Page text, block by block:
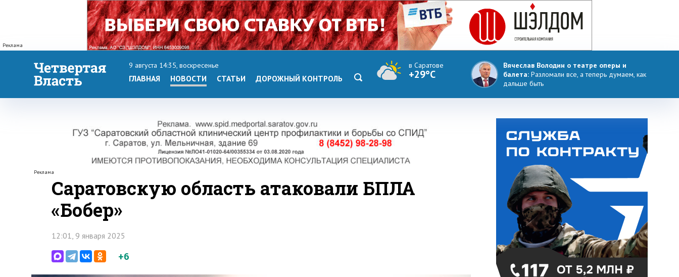
Реклама
9 августа 14:35, воскресенье
ГЛАВНАЯ НОВОСТИ СТАТЬИ ДОРОЖНЫЙ КОНТРОЛЬ
в Саратове
+29°C
Вячеслав Володин о театре оперы и
балета: Разломали все, а теперь думаем, как
дальше быть
Реклама
Саратовскую область атаковали БПЛА
«Бобер»
12:01, 9 января 2025
+6